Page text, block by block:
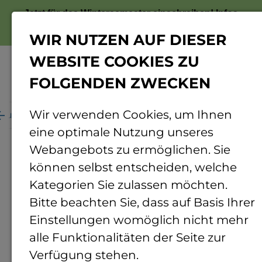
Jetzt für das Wintersemester einschreiben!Infos
Aus dem Ausland Internationale Studienbewerber
Unterstützung fürInternationale
Studierende
Der Start in einem neuen Land bringt viele
Fragen mit sich. Unsere
Integrationsassistentin Ilayda Dogruer
unterstützt internationale Studierende beim
WIR NUTZEN AUF DIESER
WEBSITE COOKIES ZU
FOLGENDEN ZWECKEN
Wir verwenden Cookies, um Ihnen
eine optimale Nutzung unseres
Webangebots zu ermöglichen. Sie
können selbst entscheiden, welche
Kategorien Sie zulassen möchten.
Bitte beachten Sie, dass auf Basis Ihrer
Einstellungen womöglich nicht mehr
alle Funktionalitäten der Seite zur
Verfügung stehen.